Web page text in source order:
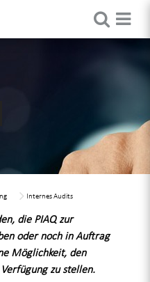
Internes Audits
die PIAQ zur
oder noch in Auftrag
Möglichkeit, den
zu stellen.